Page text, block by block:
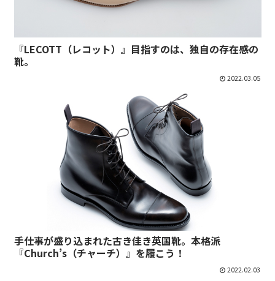
『LECOTT（レコット）』目指すのは、独自の存在感の
靴。
2022.03.05
手仕事が盛り込まれた古き佳き英国靴。本格派
『Church’s（チャーチ）』を履こう！
2022.02.03